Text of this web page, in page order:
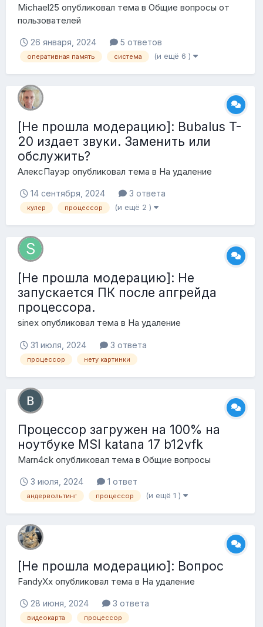
Michael25 опубликовал тема в Общие вопросы от
пользователей
26 января, 2024 5 ответов
оперативная память система (и ещё 6 )
[Не прошла модерацию]: Bubalus T-
20 издает звуки. Заменить или
обслужить?
АлексПауэр опубликовал тема в На удаление
14 сентября, 2024 3 ответа
кулер процессор (и ещё 2 )
[Не прошла модерацию]: Не
запускается ПК после апгрейда
процессора.
sinex опубликовал тема в На удаление
31 июля, 2024 3 ответа
процессор нету картинки
Процессор загружен на 100% на
ноутбуке MSI katana 17 b12vfk
Marn4ck опубликовал тема в Общие вопросы
3 июля, 2024 1 ответ
андервольтинг процессор (и ещё 1 )
[Не прошла модерацию]: Вопрос
FandyXx опубликовал тема в На удаление
28 июня, 2024 3 ответа
видеокарта процессор